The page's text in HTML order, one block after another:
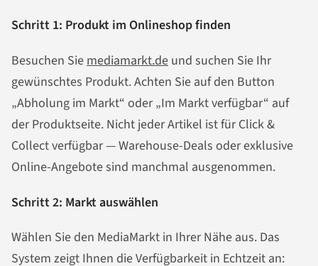
Schritt 1: Produkt im Onlineshop finden
Besuchen Sie mediamarkt.de und suchen Sie Ihr
gewünschtes Produkt. Achten Sie auf den Button
„Abholung im Markt“ oder „Im Markt verfügbar“ auf
der Produktseite. Nicht jeder Artikel ist für Click &
Collect verfügbar — Warehouse-Deals oder exklusive
Online-Angebote sind manchmal ausgenommen.
Schritt 2: Markt auswählen
Wählen Sie den MediaMarkt in Ihrer Nähe aus. Das
System zeigt Ihnen die Verfügbarkeit in Echtzeit an: